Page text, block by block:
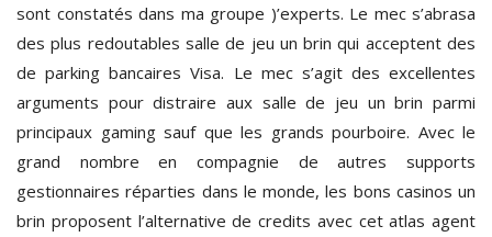
sont constatés dans ma groupe )’experts. Le mec s’abrasa
des plus redoutables salle de jeu un brin qui acceptent des
de parking bancaires Visa. Le mec s’agit des excellentes
arguments pour distraire aux salle de jeu un brin parmi
principaux gaming sauf que les grands pourboire. Avec le
grand nombre en compagnie de autres supports
gestionnaires réparties dans le monde, les bons casinos un
brin proposent l’alternative de credits avec cet atlas agent